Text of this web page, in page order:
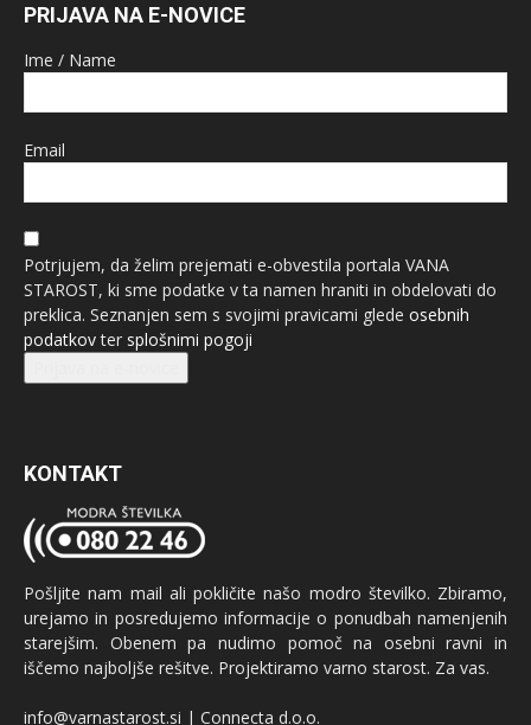
PRIJAVA NA E-NOVICE
Ime / Name
Email
Potrjujem, da želim prejemati e-obvestila portala VANA
STAROST, ki sme podatke v ta namen hraniti in obdelovati do
preklica. Seznanjen sem s svojimi pravicami glede osebnih
podatkovter splošnimi pogoji
KONTAKT
Pošljite nam mail ali pokličite našo modro številko. Zbiramo,
urejamo in posredujemo informacije o ponudbah namenjenih
starejšim. Obenem pa nudimo pomoč na osebni ravni in
iščemo najboljše rešitve. Projektiramo varno starost. Za vas.
info@varnastarost.si | Connecta d.o.o.